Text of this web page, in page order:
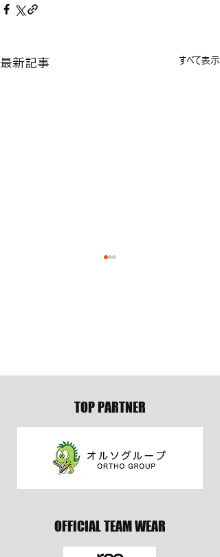
最新記事 すべて表示
TOP PARTNER
OFFICIAL TEAM WEAR